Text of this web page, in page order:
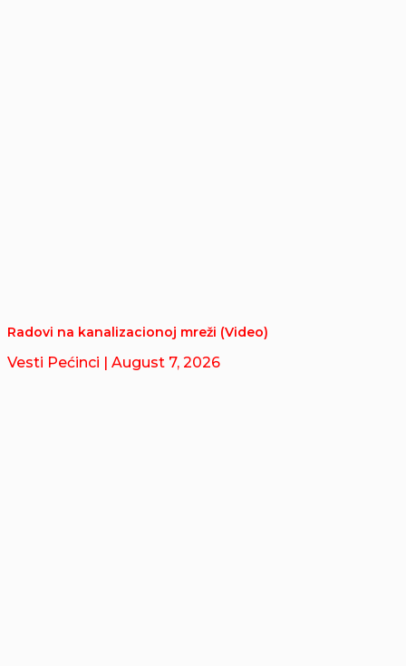
Radovi na kanalizacionoj mreži (Video)
Vesti Pećinci | August 7, 2026